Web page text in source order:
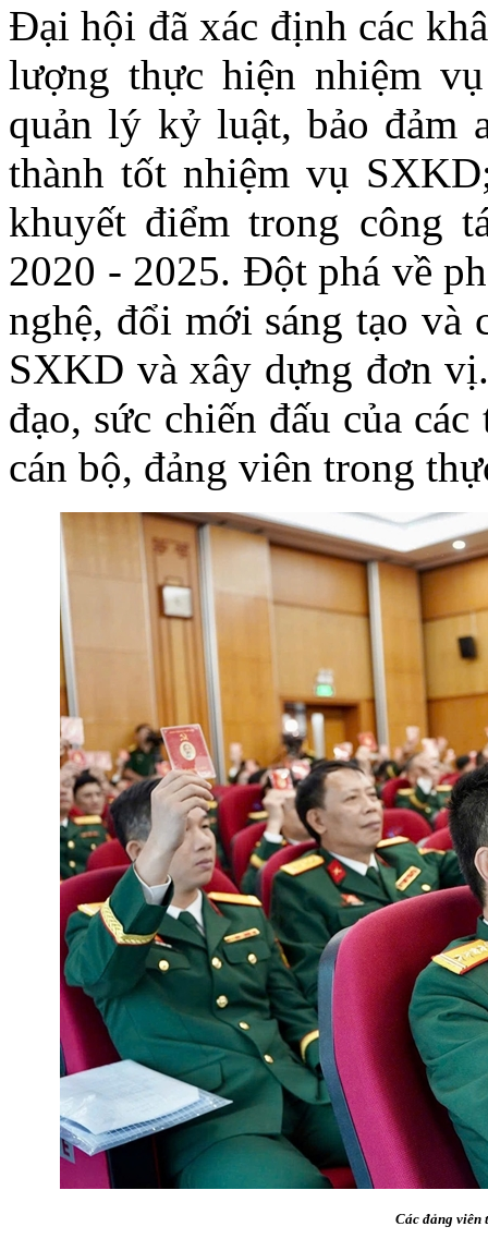
Đại hội đã xác định các
lượng thực hiện nhiệm
quản lý kỷ luật, bảo đảm
thành tốt nhiệm vụ
khuyết điểm trong công
2020 - 2025. Đột phá về
nghệ, đổi mới sáng tạo và
SXKD và xây dựng đơn
đạo, sức chiến đấu của
cán bộ, đảng viên trong
Các đảng